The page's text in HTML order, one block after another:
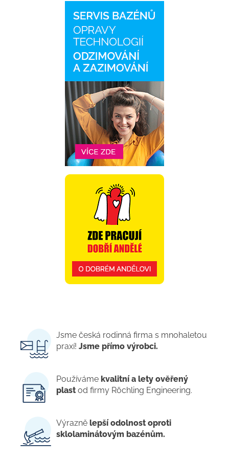
Jsme česká rodinná firma s mnohaletou
praxí! Jsme přímo výrobci.
Používáme kvalitní a lety ověřený
plast od firmy Röchling Engineering.
Výrazně lepší odolnost oproti
sklolaminátovým bazénům.